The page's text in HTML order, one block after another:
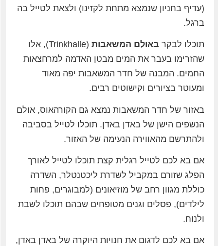
(עדיף בחניון שנמצא מתחת לקזינו) ולצאת לטייל בה
ברגל.
תוכלו לבקרבאולם המשאבות
(Trinkhalle), אלו
שהזרימו בעבר את המים מבטן האדמה למרחצאות
החמים. המבנה של חדר המשאבות יפה מאוד
ומעוטר בציורים וקישוטים רבים.
באזור של חדר המשאבות נמצא גם הקורהאוס, אולם
הנשפים הישן של באדן באדן. תוכלו לטייל בסביבה
ולהתרשם מהאווירה הנעימה של האזור.
אם בא לכם לטייל רגלית קצת תוכלו לטייל לאורך
הפלג שזורם במקביל לשדרת ליכטנטלר, השדרה
כוללת מגוון רחב של מוזיאונים (למבוגרים, פחות
לילדים), פסלים וגנים מטופחים שבהם תוכלו לשבת
ולנוח.
אם בא לכם לדגום את חנויות היוקרה של באדן באדן,